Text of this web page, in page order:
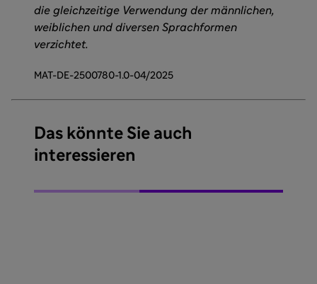
die gleichzeitige Verwendung der männlichen,
weiblichen und diversen Sprachformen
verzichtet.
MAT-DE-2500780-1.0-04/2025
Das könnte Sie auch
interessieren